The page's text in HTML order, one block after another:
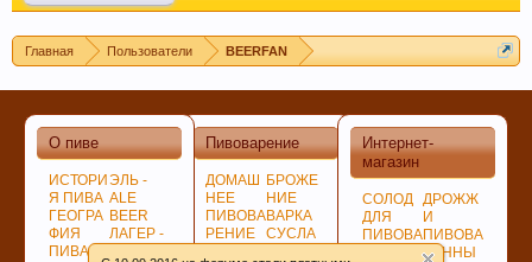
При приеме пива у мужчин выделяется гормон
дофамин, отвечающий за чувство
удовлетворения. При этом удовольствие
Главная Пользователи BEERFAN
Интернет-
магазин
СОЛОД
ДЛЯ
ПИВОВА
ДРОЖЖ
И
ПИВОВА
РЕННЫ
О пиве
ИСТОРИ
Я ПИВА
ГЕОГРА
ФИЯ
ПИВА
ЭЛЬ -
ALE
BEER
ЛАГЕР -
Пивоварение
ДОМАШ
НЕЕ
ПИВОВА
РЕНИЕ
БРОЖЕ
НИЕ
ВАРКА
СУСЛА